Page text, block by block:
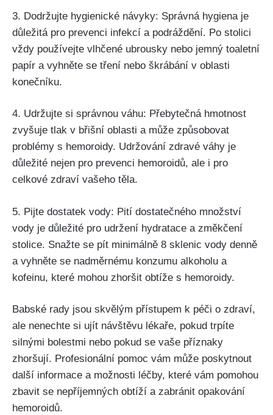
3. Dodržujte hygienické návyky: Správná⁣ hygiena je
důležitá⁢ pro prevenci infekcí⁣ a podráždění. Po stolici
vždy‌ používejte vlhčené ubrousky nebo jemný toaletní
papír a vyhněte ‌se tření nebo‍ škrábání v ⁤oblasti
konečníku.
4. Udržujte ⁤si správnou ‍váhu: Přebytečná hmotnost
zvyšuje tlak v břišní oblasti a může způsobovat
problémy⁢ s hemoroidy. Udržování zdravé váhy je
⁤důležité nejen pro prevenci hemoroidů, ale i pro
celkové zdraví vašeho těla.
5. Pijte⁣ dostatek vody: ‌Pití dostatečného množství
vody je důležité pro​ udržení hydratace a změkčení⁣
stolice.‍ Snažte se pít ​minimálně 8 sklenic⁤ vody denně⁢
a⁣ vyhněte se ‌nadměrnému konzumu alkoholu a
kofeinu, které ‍mohou zhoršit ‌obtíže s‌ hemoroidy.
Babské ‌rady‌ jsou skvělým přístupem k péči o zdraví,
ale nenechte si ujít návštěvu lékaře, ⁢pokud trpíte
silnými bolestmi nebo pokud ⁤se vaše příznaky
zhoršují. Profesionální pomoc vám může poskytnout
další informace a možnosti léčby, které vám pomohou​
zbavit se nepříjemných obtíží ‍a zabránit opakování
hemoroidů.